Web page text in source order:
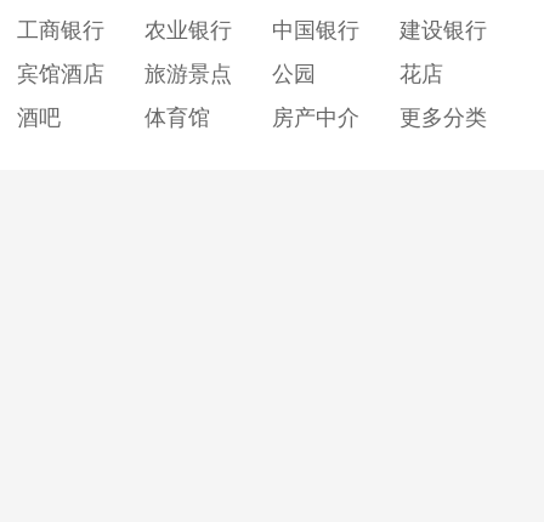
工商银行
农业银行 中国银行
建设银行
宾馆酒店
旅游景点 公园
花店
酒吧
体育馆 房产中介 更多分类